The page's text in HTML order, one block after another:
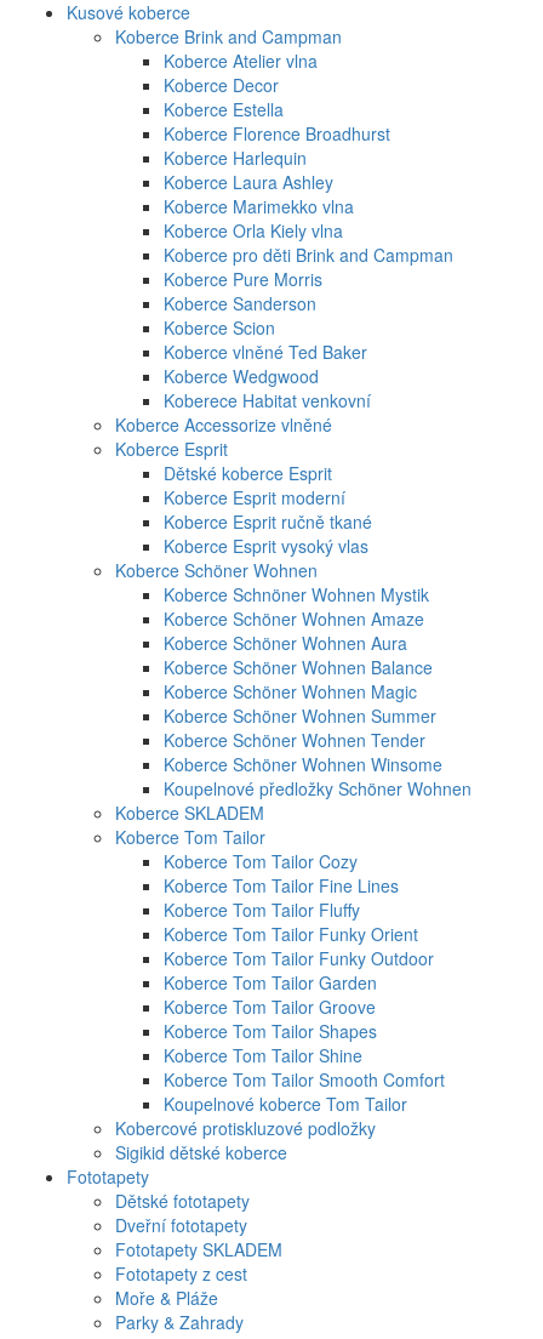
Kusové koberce
Koberce Brink and Campman
Koberce Atelier vlna
Koberce Decor
Koberce Estella
Koberce Florence Broadhurst
Koberce Harlequin
Koberce Laura Ashley
Koberce Marimekko vlna
Koberce Orla Kiely vlna
Koberce pro děti Brink and Campman
Koberce Pure Morris
Koberce Sanderson
Koberce Scion
Koberce vlněné Ted Baker
Koberce Wedgwood
Koberece Habitat venkovní
Koberce Accessorize vlněné
Koberce Esprit
Dětské koberce Esprit
Koberce Esprit moderní
Koberce Esprit ručně tkané
Koberce Esprit vysoký vlas
Koberce Schöner Wohnen
Koberce Schnöner Wohnen Mystik
Koberce Schöner Wohnen Amaze
Koberce Schöner Wohnen Aura
Koberce Schöner Wohnen Balance
Koberce Schöner Wohnen Magic
Koberce Schöner Wohnen Summer
Koberce Schöner Wohnen Tender
Koberce Schöner Wohnen Winsome
Koupelnové předložky Schöner Wohnen
Koberce SKLADEM
Koberce Tom Tailor
Koberce Tom Tailor Cozy
Koberce Tom Tailor Fine Lines
Koberce Tom Tailor Fluffy
Koberce Tom Tailor Funky Orient
Koberce Tom Tailor Funky Outdoor
Koberce Tom Tailor Garden
Koberce Tom Tailor Groove
Koberce Tom Tailor Shapes
Koberce Tom Tailor Shine
Koberce Tom Tailor Smooth Comfort
Koupelnové koberce Tom Tailor
Kobercové protiskluzové podložky
Sigikid dětské koberce
Fototapety
Dětské fototapety
Dveřní fototapety
Fototapety SKLADEM
Fototapety z cest
Moře & Pláže
Parky & Zahrady